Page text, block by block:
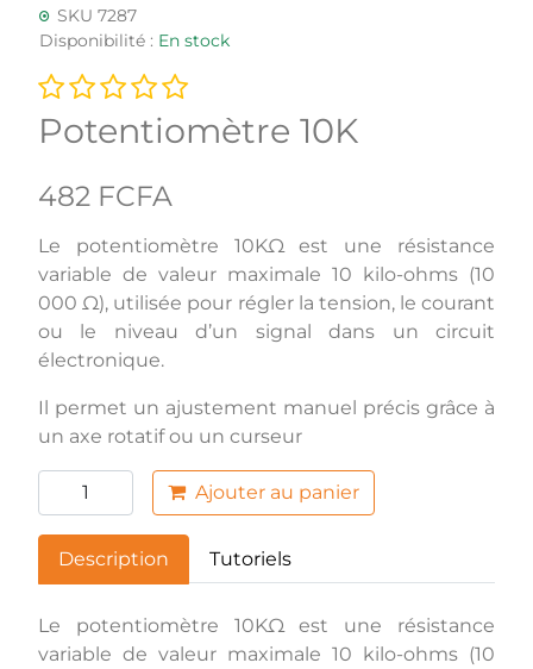
SKU 7287
Disponibilité : En stock
Potentiomètre 10K
482 FCFA
Le potentiomètre 10KΩ est une résistance
variable de valeur maximale 10 kilo-ohms (10
000 Ω), utilisée pour régler la tension, le courant
ou le niveau d’un signal dans un circuit
électronique.
Il permet un ajustement manuel précis grâce à
un axe rotatif ou un curseur
Ajouter au panier
Description Tutoriels
Le potentiomètre 10KΩ est une résistance
variable de valeur maximale 10 kilo-ohms (10